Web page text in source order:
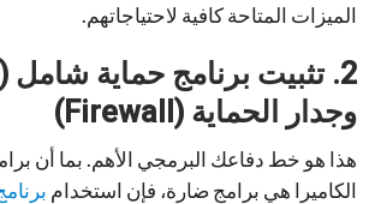
الميزات المتاحة كافية لاحتياجاتهم.
وجدار الحماية (Firewall)
هذا هو خط دفاعك البرمجي الأهم. بما أن
الكاميرا هي برامج ضارة، فإن استخدام